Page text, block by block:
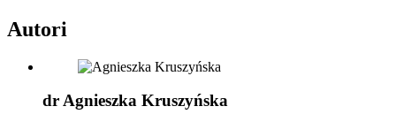
Autori
dr Agnieszka Kruszyńska